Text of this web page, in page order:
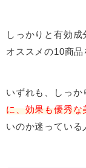
しっかりと有効
オススメの10商品
いずれも、しっか
に、効果も優秀な
いのか迷っている